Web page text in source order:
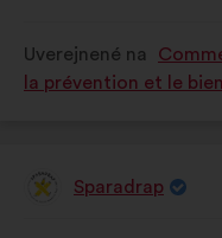
Uverejnené na
la prévention et le
Návrh: Sparadrap